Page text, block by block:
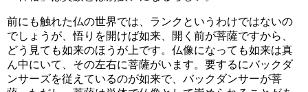
前にも触れた仏の世界では、ランクというわけではないの
でしょうが、悟りを開けば如来、開く前が菩薩ですから、
どう見ても如来のほうが上です。仏像になっても如来は真
ん中にいて、その左右に菩薩がいます。要するにバックダ
ンサーズを従えているのが如来で、バックダンサーが菩